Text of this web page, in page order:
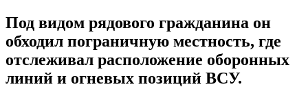
Под видом рядового гражданина он
обходил пограничную местность, где
отслеживал расположение оборонных
линий и огневых позиций ВСУ.